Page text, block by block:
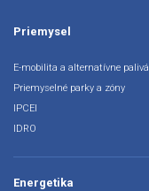
Priemysel
E-mobilita a alternatívne palivá
Priemyselné parky a zóny
IPCEI
IDRO
Energetika